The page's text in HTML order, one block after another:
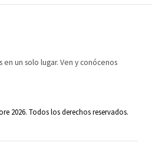
un solo lugar. Ven y conócenos
2026. Todos los derechos reservados.